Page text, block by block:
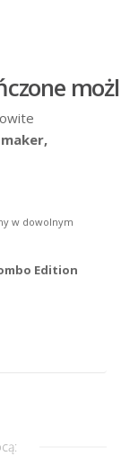
w dowolnym
Edition